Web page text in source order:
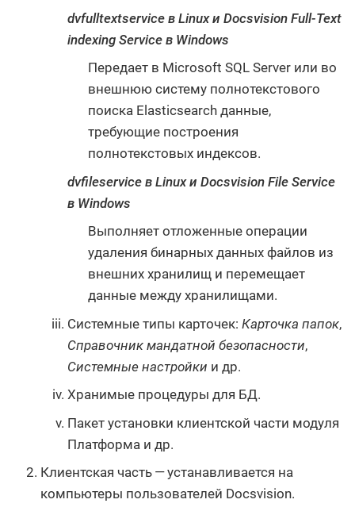
dvfulltextservice в Linux и Docsvision Full-Text
indexing Service в Windows
Передает в Microsoft SQL Server или во
внешнюю систему полнотекстового
поиска Elasticsearch данные,
требующие построения
полнотекстовых индексов.
dvfileservice в Linux и Docsvision File Service
в Windows
Выполняет отложенные операции
удаления бинарных данных файлов из
внешних хранилищ и перемещает
данные между хранилищами.
Системные типы карточек: Карточка папок,
Справочник мандатной безопасности,
Системные настройки и др.
Хранимые процедуры для БД.
Пакет установки клиентской части модуля
Платформа и др.
Клиентская часть — устанавливается на
компьютеры пользователей Docsvision.